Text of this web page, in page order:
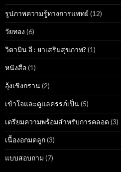
รูปภาพความรู้ทางการแพทย์ (12)
วัยทอง (6)
วิตามิน อี : ยาเสริมสุขภาพ? (1)
หนังสือ(1)
อุ้งเชิงกราน(2)
เข้าใจและดูแลครรภ์เป็น(5)
เตรียมความพร้อมสำหรับการคลอด (3)
เนื้องอกมดลูก(3)
แบบสอบถาม (7)